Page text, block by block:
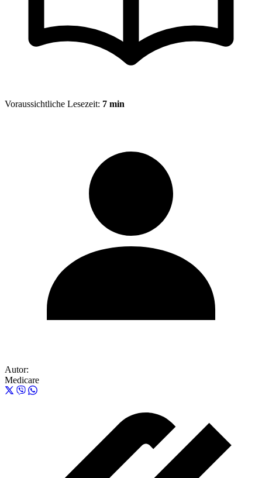
Voraussichtliche Lesezeit: 7 min
Autor:
Medicare